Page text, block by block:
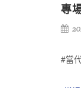
專
#當